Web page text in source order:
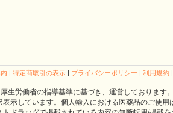
| 特定商取引の表示 | プライバシーポリシー | 利用規約 |
生労働省の指導基準に基づき、運営しております
示しています。個人輸入における医薬品のご使